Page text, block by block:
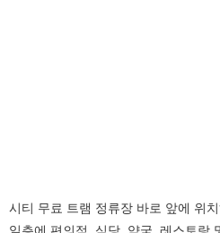
시티 무료 트램 정류장 바로 앞에 위